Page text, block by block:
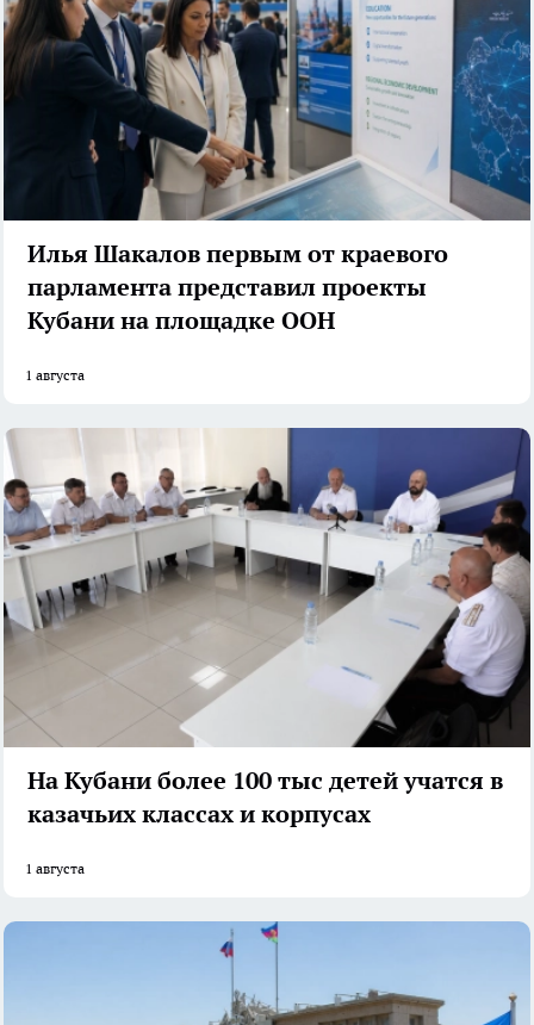
Илья Шакалов первым от краевого
парламента представил проекты
Кубани на площадке ООН
1 августа
На Кубани более 100 тыс детей учатся в
казачьих классах и корпусах
1 августа